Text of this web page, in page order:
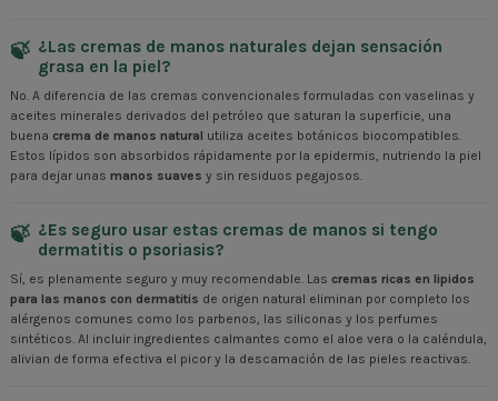
¿Las cremas de manos naturales dejan sensación
grasa en la piel?
No. A diferencia de las cremas convencionales formuladas con vaselinas y
aceites minerales derivados del petróleo que saturan la superficie, una
buena crema de manos natural utiliza aceites botánicos biocompatibles.
Estos lípidos son absorbidos rápidamente por la epidermis, nutriendo la piel
para dejar unas manos suaves y sin residuos pegajosos.
¿Es seguro usar estas cremas de manos si tengo
dermatitis o psoriasis?
Sí, es plenamente seguro y muy recomendable. Las cremas ricas en lipidos
para las manos con dermatitis de origen natural eliminan por completo los
alérgenos comunes como los parbenos, las siliconas y los perfumes
sintéticos. Al incluir ingredientes calmantes como el aloe vera o la caléndula,
alivian de forma efectiva el picor y la descamación de las pieles reactivas.